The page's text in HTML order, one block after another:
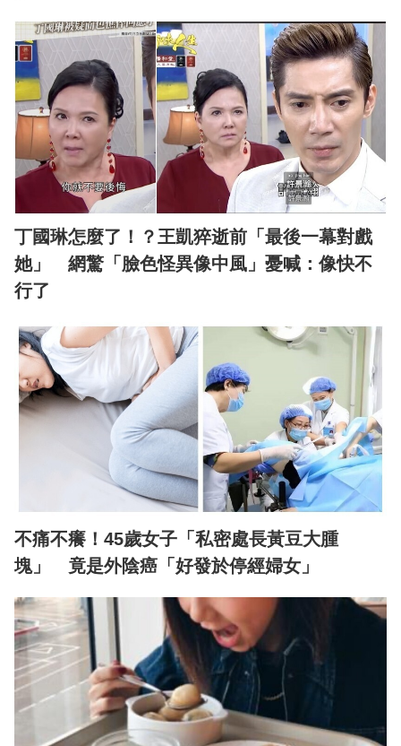
丁國琳怎麼了！？王凱猝逝前「最後一幕對戲
她」 網驚「臉色怪異像中風」憂喊：像快不
行了
不痛不癢！45歲女子「私密處長黃豆大腫
塊」 竟是外陰癌「好發於停經婦女」